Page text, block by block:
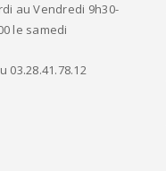
au Vendredi 9h30-
le samedi
03.28.41.78.12